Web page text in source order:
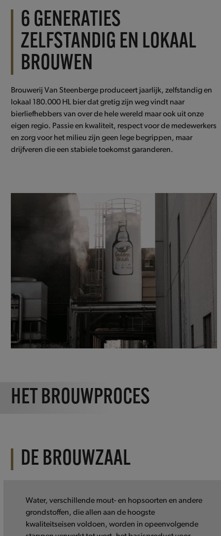
6 GENERATIES
ZELFSTANDIG EN LOKAAL
BROUWEN
Brouwerij Van Steenberge produceert jaarlijk, zelfstandig en
lokaal 180.000 HL bier dat gretig zijn weg vindt naar
bierliefhebbers van over de hele wereld maar ook uit onze
eigen regio. Passie en kwaliteit, respect voor de medewerkers
en zorg voor het milieu zijn geen lege begrippen, maar
drijfveren die een stabiele toekomst garanderen.
HET BROUWPROCES
DE BROUWZAAL
Water, verschillende mout- en hopsoorten en andere
grondstoffen, die allen aan de hoogste
kwaliteitseisen voldoen, worden in opeenvolgende